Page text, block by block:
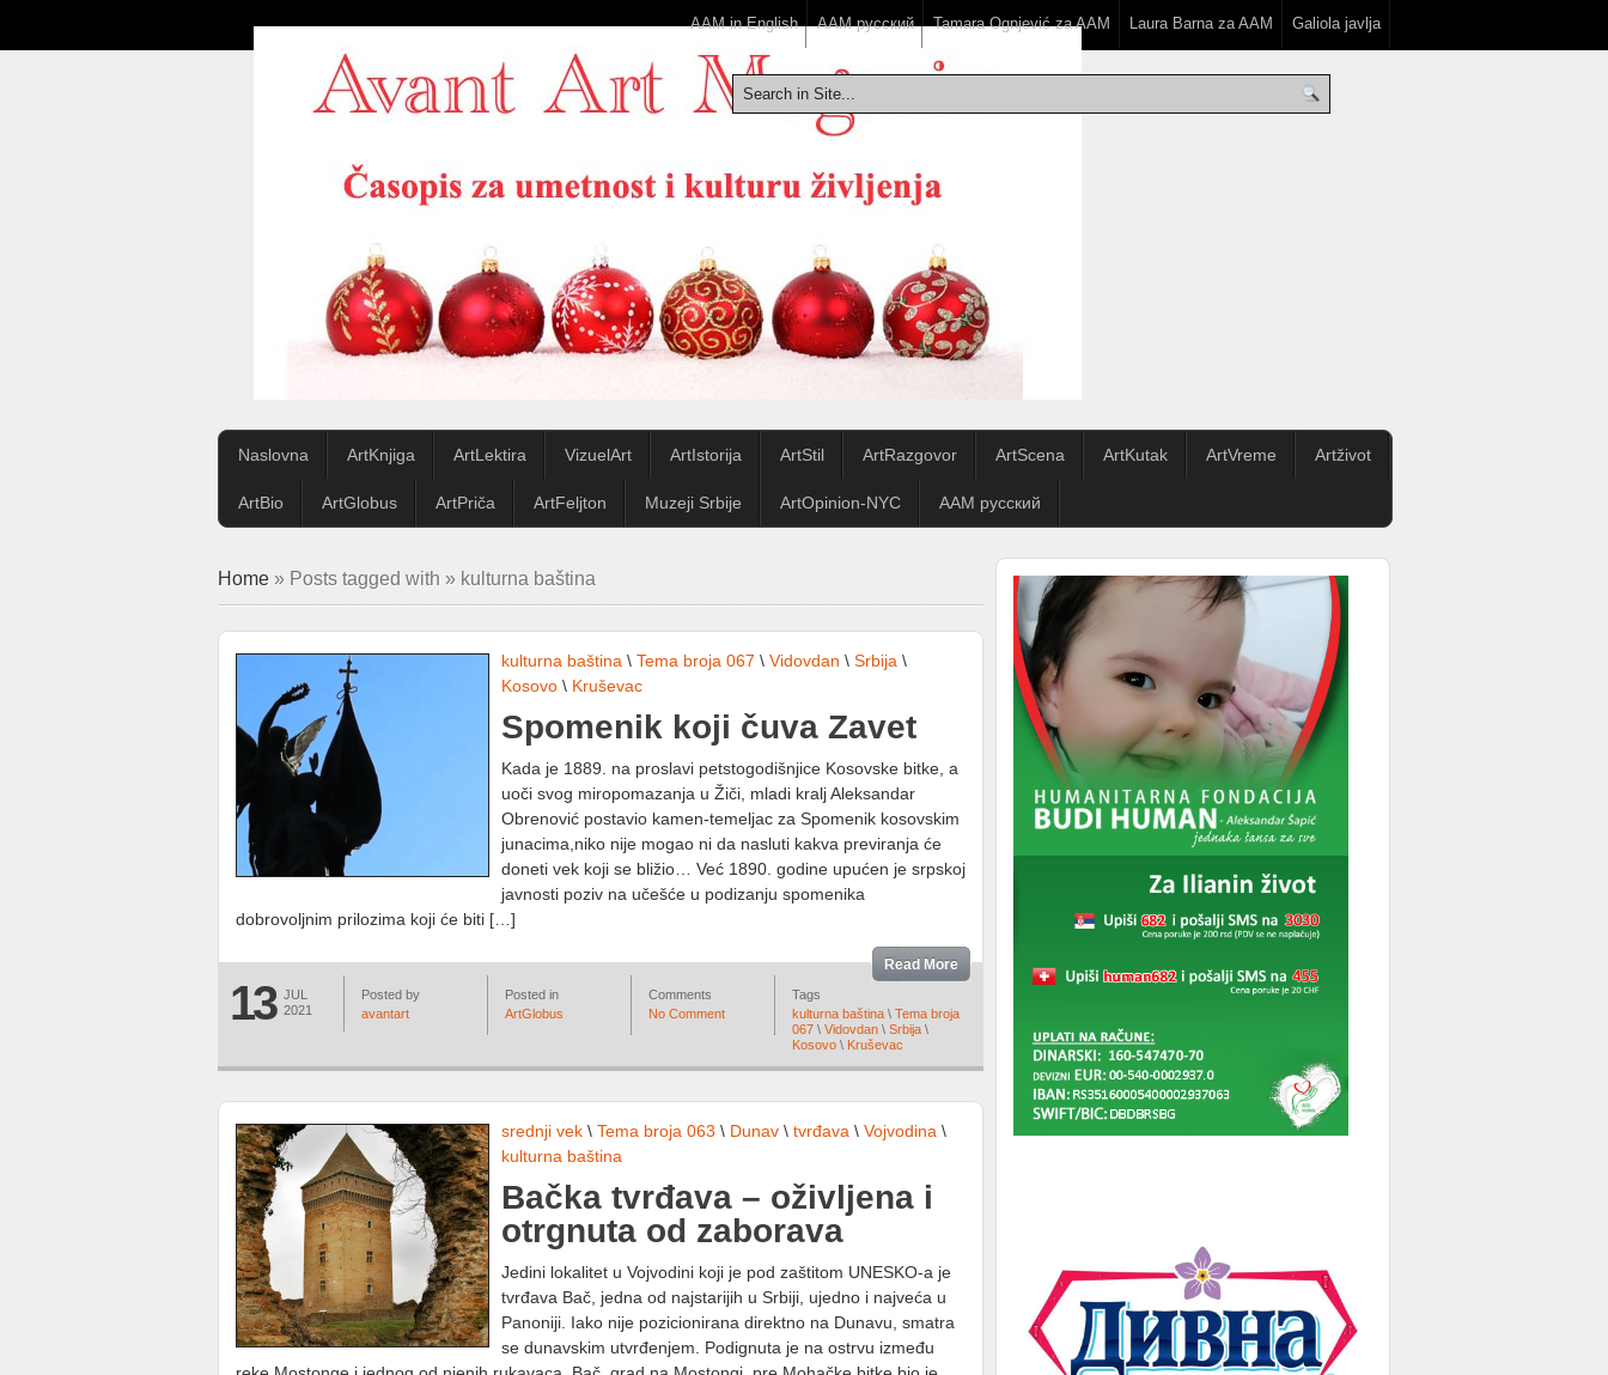
AAM in English ААМ русский Tamara Ognjević za AAM Laura Barna za AAM Galiola javlja
Naslovna ArtKnjiga ArtLektira VizuelArt ArtIstorija ArtStil ArtRazgovor ArtScena ArtKutak ArtVreme Artživot
ArtBio ArtGlobus ArtPriča ArtFeljton Muzeji Srbije ArtOpinion-NYC ААМ русский
Home » Posts tagged with » kulturna baština
kulturna baština \ Tema broja 067 \ Vidovdan \ Srbija \
Kosovo \ Kruševac
Spomenik koji čuva Zavet
Kada je 1889. na proslavi petstogodišnjice Kosovske bitke, a
uoči svog miropomazanja u Žiči, mladi kralj Aleksandar
Obrenović postavio kamen-temeljac za Spomenik kosovskim
junacima,niko nije mogao ni da nasluti kakva previranja će
doneti vek koji se bližio… Već 1890. godine upućen je srpskoj
javnosti poziv na učešće u podizanju spomenika
dobrovoljnim prilozima koji će biti […]
13 JUL
2021
Posted by
avantart
Posted in
ArtGlobus
Comments
No Comment
Tags
kulturna baština \ Tema broja
067 \ Vidovdan \ Srbija \
Kosovo \ Kruševac
Read More
srednji vek \ Tema broja 063 \ Dunav \ tvrđava \ Vojvodina \
kulturna baština
Bačka tvrđava – oživljena i
otrgnuta od zaborava
Jedini lokalitet u Vojvodini koji je pod zaštitom UNESKO-a je
tvrđava Bač, jedna od najstarijih u Srbiji, ujedno i najveća u
Panoniji. Iako nije pozicionirana direktno na Dunavu, smatra
se dunavskim utvrđenjem. Podignuta je na ostrvu između